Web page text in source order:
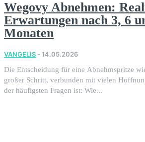
Wegovy Abnehmen:
Erwartungen nach 3, 6
Monaten
VANGELIS - 14.05.2026
Die Entscheidung für eine Abnehmspritze
großer Schritt, verbunden mit vielen
der häufigsten Fragen ist: Wie...